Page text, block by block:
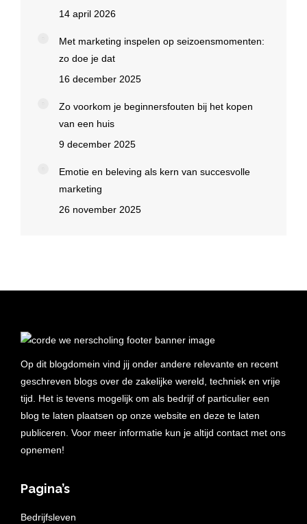
14 april 2026
Met marketing inspelen op seizoensmomenten:
zo doe je dat
16 december 2025
Zo voorkom je beginnersfouten bij het kopen
van een huis
9 december 2025
Emotie en beleving als kern van succesvolle
marketing
26 november 2025
Op dit blogdomein vind jij onder andere relevante en recent
geschreven blogs over de zakelijke wereld, techniek en vrije
tijd. Het is tevens mogelijk om als bedrijf of particulier een
blog te laten plaatsen op onze website en deze te laten
publiceren. Voor meer informatie kun je altijd contact met ons
opnemen!
Pagina’s
Bedrijfsleven